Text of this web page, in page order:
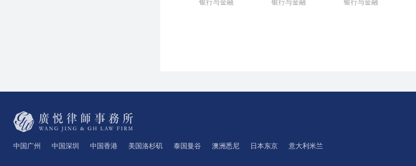
银行与金融
银行与金融
银行与金融
中国广州 中国深圳 中国香港 美国洛杉矶 泰国曼谷 澳洲悉尼 日本东京 意大利米兰